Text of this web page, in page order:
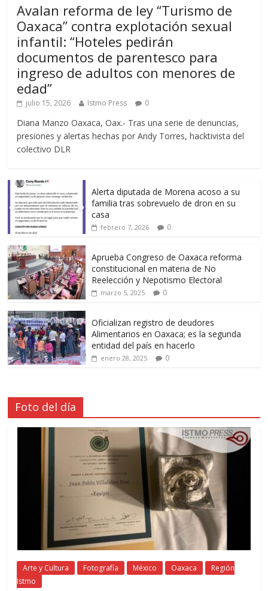
Avalan reforma de ley “Turismo de
Oaxaca” contra explotación sexual
infantil: “Hoteles pedirán
documentos de parentesco para
ingreso de adultos con menores de
edad”
julio 15, 2026 Istmo Press 0
Diana Manzo Oaxaca, Oax.- Tras una serie de denuncias,
presiones y alertas hechas por Andy Torres, hacktivista del
colectivo DLR
Alerta diputada de Morena acoso a su
familia tras sobrevuelo de dron en su
casa
febrero 7, 2026 0
Aprueba Congreso de Oaxaca reforma
constitucional en materia de No
Reelección y Nepotismo Electoral
marzo 5, 2025 0
Oficializan registro de deudores
Alimentarios en Oaxaca; es la segunda
entidad del país en hacerlo
enero 28, 2025 0
Foto del día
Arte y Cultura Fotografía México Oaxaca
Región
Istmo